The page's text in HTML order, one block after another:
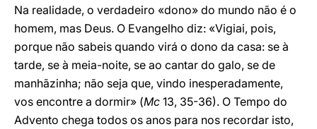
Na realidade, o verdadeiro «dono» do mundo não é o
homem, mas Deus. O Evangelho diz: «Vigiai, pois,
porque não sabeis quando virá o dono da casa: se à
tarde, se à meia-noite, se ao cantar do galo, se de
manhãzinha; não seja que, vindo inesperadamente,
vos encontre a dormir» (Mc 13, 35-36). O Tempo do
Advento chega todos os anos para nos recordar isto,